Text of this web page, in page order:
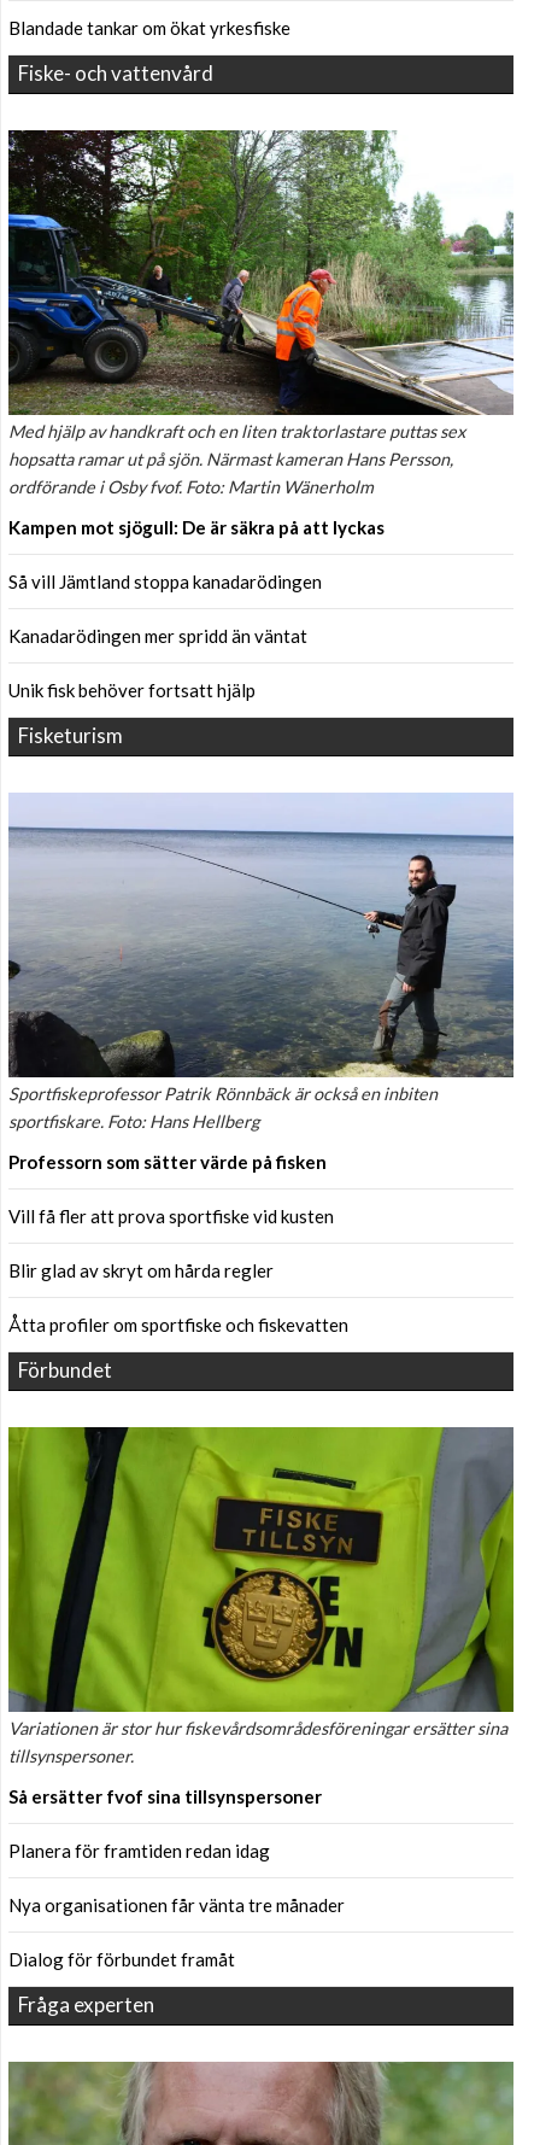
Blandade tankar om ökat yrkesfiske
Fiske- och vattenvård
Med hjälp av handkraft och en liten traktorlastare puttas sex
hopsatta ramar ut på sjön. Närmast kameran Hans Persson,
ordförande i Osby fvof. Foto: Martin Wänerholm
Kampen mot sjögull: De är säkra på att lyckas
Så vill Jämtland stoppa kanadarödingen
Kanadarödingen mer spridd än väntat
Unik fisk behöver fortsatt hjälp
Fisketurism
Sportfiskeprofessor Patrik Rönnbäck är också en inbiten
sportfiskare. Foto: Hans Hellberg
Professorn som sätter värde på fisken
Vill få fler att prova sportfiske vid kusten
Blir glad av skryt om hårda regler
Åtta profiler om sportfiske och fiskevatten
Förbundet
Variationen är stor hur fiskevårdsområdesföreningar ersätter sina
tillsynspersoner.
Så ersätter fvof sina tillsynspersoner
Planera för framtiden redan idag
Nya organisationen får vänta tre månader
Dialog för förbundet framåt
Fråga experten